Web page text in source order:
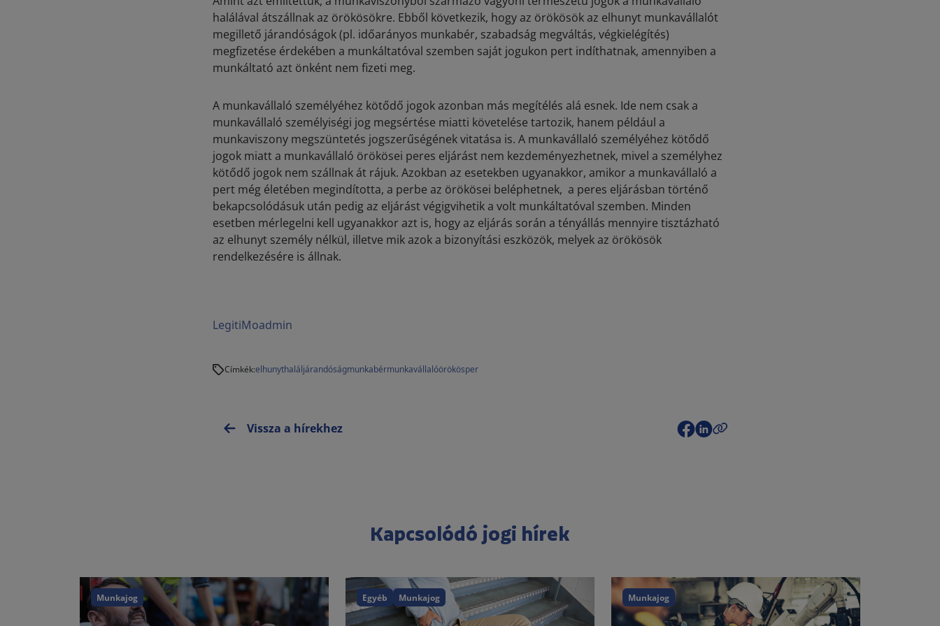
halálával átszállnak az örökösökre. Ebből következik, hogy az örökösök az elhunyt munkavállalót
megillető járandóságok (pl. időarányos munkabér, szabadság megváltás, végkielégítés)
megfizetése érdekében a munkáltatóval szemben saját jogukon pert indíthatnak, amennyiben a
munkáltató azt önként nem fizeti meg.
A munkavállaló személyéhez kötődő jogok azonban más megítélés alá esnek. Ide nem csak a
munkavállaló személyiségi jog megsértése miatti követelése tartozik, hanem például a
munkaviszony megszüntetés jogszerűségének vitatása is. A munkavállaló személyéhez kötődő
jogok miatt a munkavállaló örökösei peres eljárást nem kezdeményezhetnek, mivel a személyhez
kötődő jogok nem szállnak át rájuk. Azokban az esetekben ugyanakkor, amikor a munkavállaló a
pert még életében megindította, a perbe az örökösei beléphetnek, a peres eljárásban történő
bekapcsolódásuk után pedig az eljárást végigvihetik a volt munkáltatóval szemben. Minden
esetben mérlegelni kell ugyanakkor azt is, hogy az eljárás során a tényállás mennyire tisztázható
az elhunyt személy nélkül, illetve mik azok a bizonyítási eszközök, melyek az örökösök
rendelkezésére is állnak.
LegitiMoadmin
Címkék:elhunythaláljárandóságmunkabérmunkavállalóörökösper
Vissza a hírekhez
Kapcsolódó jogi hírek
Munkajog Egyéb Munkajog Munkajog